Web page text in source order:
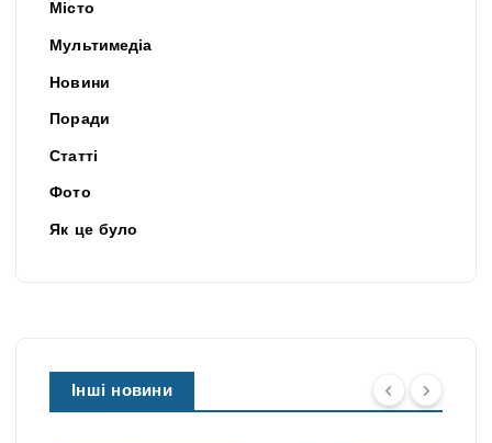
Місто
Мультимедіа
Новини
Поради
Статті
Фото
Як це було
Інші новини